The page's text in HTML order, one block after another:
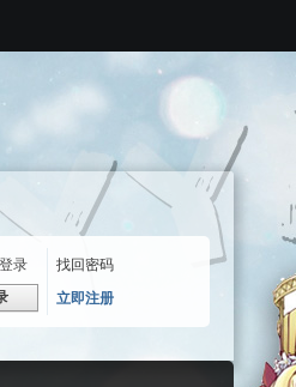
录
找回密码
立即注册